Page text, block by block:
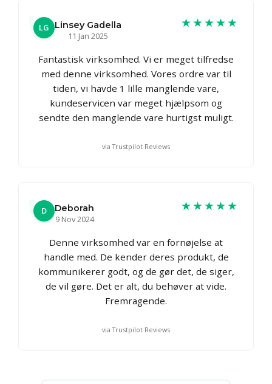
LG
Linsey Gadella
11 Jan 2025
★★★★★
Fantastisk virksomhed. Vi er meget tilfredse
med denne virksomhed. Vores ordre var til
tiden, vi havde 1 lille manglende vare,
kundeservicen var meget hjælpsom og
sendte den manglende vare hurtigst muligt.
via Trustpilot Reviews
D
Deborah
9 Nov 2024
★★★★★
Denne virksomhed var en fornøjelse at
handle med. De kender deres produkt, de
kommunikerer godt, og de gør det, de siger,
de vil gøre. Det er alt, du behøver at vide.
Fremragende.
via Trustpilot Reviews